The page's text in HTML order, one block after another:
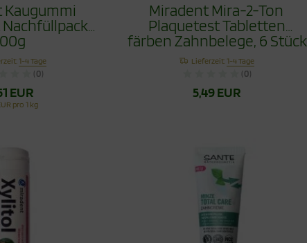
Kaugummi
1-4 Tage
(0)
EUR
pro 1 kg
Miradent Mira-2-Ton
Plaquetest Tabletten
färben Zahnbelege, 6 Stück
Lieferzeit:1-4 Tage
(0)
5,49 EUR